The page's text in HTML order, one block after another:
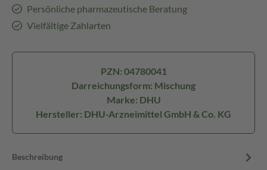
Persönliche pharmazeutische Beratung
Vielfältige Zahlarten
PZN: 04780041
Darreichungsform: Mischung
Marke: DHU
Hersteller: DHU-Arzneimittel GmbH & Co. KG
Beschreibung